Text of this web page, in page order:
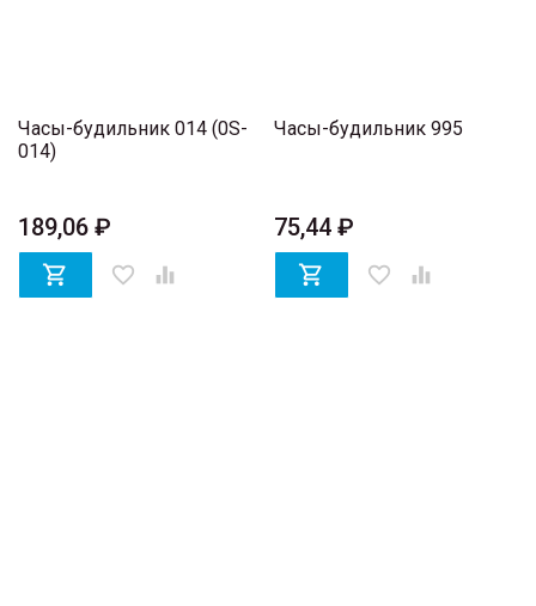
Часы-будильник 014 (0S-
014)
189,06 ₽
 favorite_border 
Часы-будильник 995
75,44 ₽
 favorite_border 